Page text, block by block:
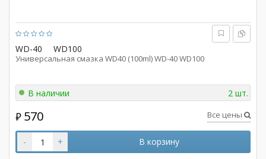
WD-40 WD100
Универсальная смазка WD40 (100ml) WD-40 WD100
В наличии 2 шт.
₽ 570 Все цены
- + В корзину